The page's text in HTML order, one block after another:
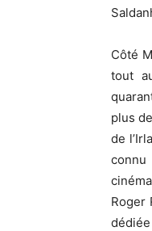
Côté
tout
plus
de
connu
Roger